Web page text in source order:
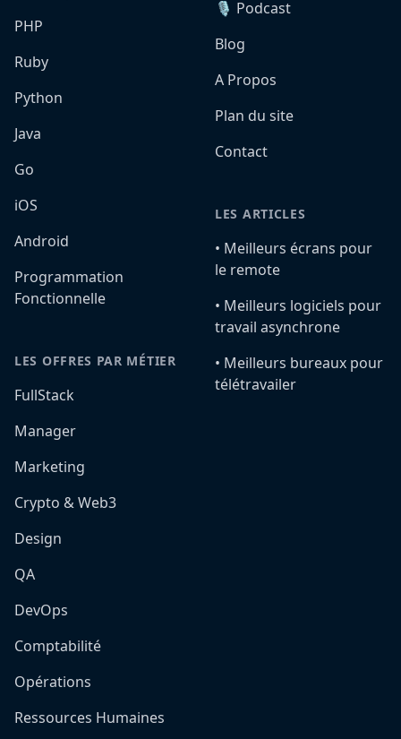
PHP
Ruby
Python
Java
Go
iOS
Android
Programmation
Fonctionnelle
LES OFFRES PAR MÉTIER
FullStack
Manager
Marketing
Crypto & Web3
Design
QA
DevOps
Comptabilité
Opérations
Ressources Humaines
🎙️ Podcast
Blog
A Propos
Plan du site
Contact
LES ARTICLES
•️ Meilleurs écrans pour
le remote
•️ Meilleurs logiciels pour
travail asynchrone
•️ Meilleurs bureaux pour
télétravailer